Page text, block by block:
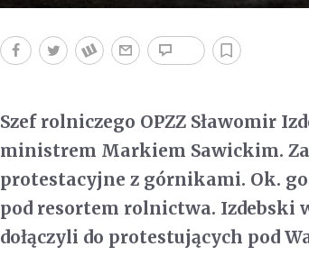
Szef rolniczego OPZZ Sławomir
ministrem Markiem Sawickim.
protestacyjne z górnikami. Ok.
pod resortem rolnictwa. Izdebski
dołączyli do protestujących pod